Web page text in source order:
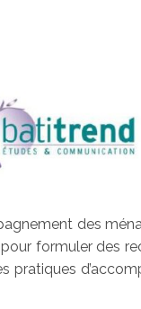
des
formuler des
pratiques